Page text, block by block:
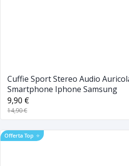
Cuffie Sport Stereo Audio
Smartphone Iphone Samsung
9,90 €
14,90 €
Offerta Top ⭐